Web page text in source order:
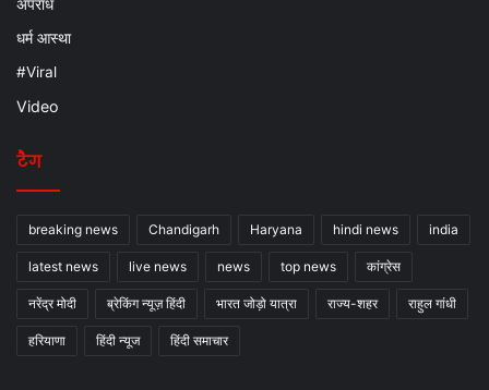
अपराध
धर्म आस्था
#Viral
Video
टैग
breaking news Chandigarh Haryana hindi news india
latest news live news news top news कांग्रेस
नरेंद्र मोदी ब्रेकिंग न्यूज़ हिंदी भारत जोड़ो यात्रा राज्य-शहर राहुल गांधी
हरियाणा हिंदी न्यूज हिंदी समाचार